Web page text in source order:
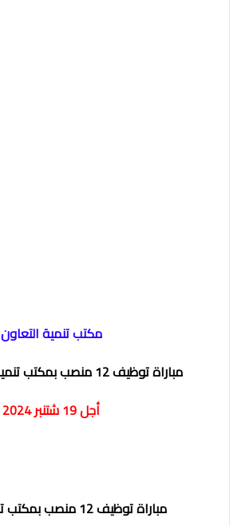
مكتب تنمية التعاون
مباراة توظيف 12 منصب بمكتب تنمية التعاون 2024
أجل 19 شتنبر 2024
مباراة توظيف 12 منصب بمكتب تنمية التعاون